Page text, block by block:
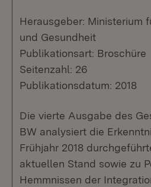
Herausgeber: Ministerium
und Gesundheit
Publikationsart: Broschüre
Seitenzahl: 26
Publikationsdatum: 2018
Die vierte Ausgabe des
BW analysiert die
Frühjahr 2018
aktuellen Stand sowie zu
Hemmnissen der